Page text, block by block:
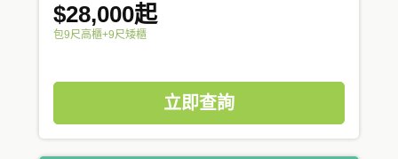
$28,000起
包9尺高櫃+9尺矮櫃
立即查詢